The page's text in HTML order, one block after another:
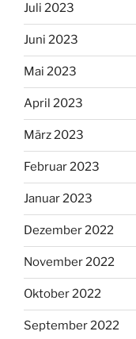
Juli 2023
Juni 2023
Mai 2023
April 2023
März 2023
Februar 2023
Januar 2023
Dezember 2022
November 2022
Oktober 2022
September 2022